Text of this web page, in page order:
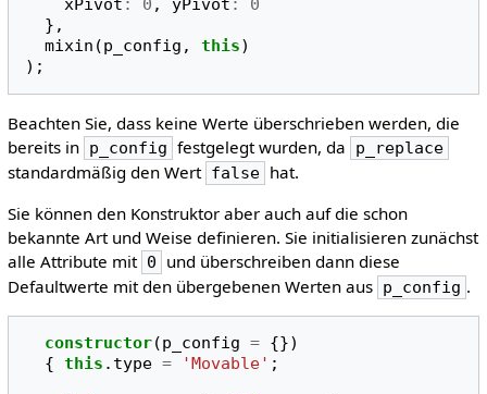
},
mixin (p_config , this)
);
Beachten Sie, dass keine Werte überschrieben werden, die
bereits in p_config festgelegt wurden, da p_replace
standardmäßig den Wert false hat.
Sie können den Konstruktor aber auch auf die schon
bekannte Art und Weise definieren. Sie initialisieren zunächst
alle Attribute mit 0
und überschreiben dann diese
Defaultwerte mit den übergebenen Werten aus p_config .
constructor(p_config = {})
{ this . type = 'Movable' ;